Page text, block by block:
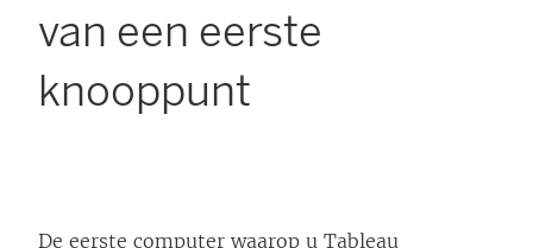
van een eerste
knooppunt
De eerste computer waarop u Tableau